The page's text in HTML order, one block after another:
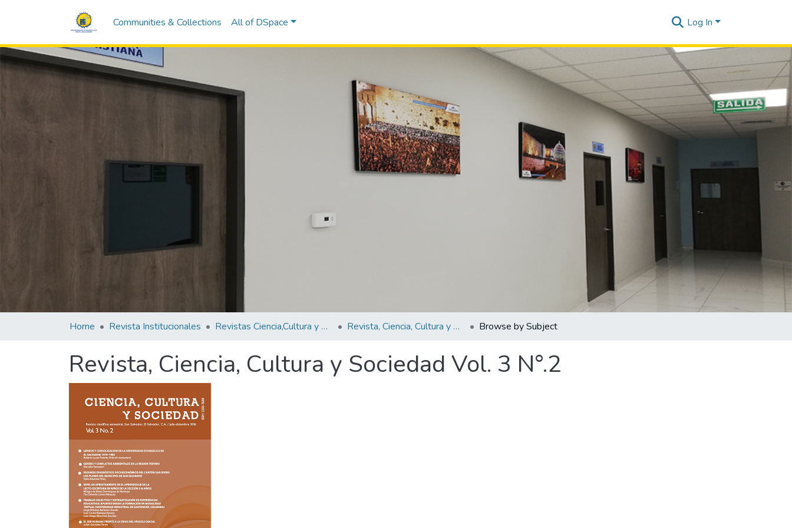
Communities & Collections All of DSpace Log In
Home Revista Institucionales Revistas Ciencia,Cultura y Sociedad Revista, Ciencia, Cultura y Sociedad Vol. 3 N°.2 Browse by Subject
Revista, Ciencia, Cultura y Sociedad Vol. 3 N°.2